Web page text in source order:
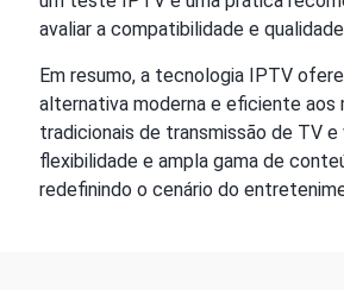
avaliar a compatibilidade e
Em resumo, a tecnologia IPTV
alternativa moderna e eficiente aos
tradicionais de transmissão de TV e
flexibilidade e ampla gama de
redefinindo o cenário do